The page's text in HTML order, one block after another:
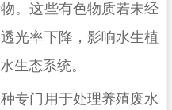
。这些有色物质若未经
光率下降，影响水生植
生态系统。
专门用于处理养殖废水